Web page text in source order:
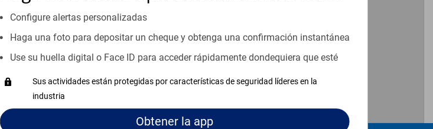
Configure alertas personalizadas
Haga una foto para depositar un cheque y obtenga una confirmación instantánea
Use su huella digital o Face ID para acceder rápidamente dondequiera que esté
Sus actividades están protegidas por características de seguridad líderes en la
industria
Obtener la app